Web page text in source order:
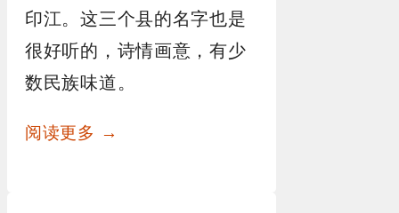
印江。这三个县的名字也是
很好听的，诗情画意，有少
数民族味道。
阅读更多 →